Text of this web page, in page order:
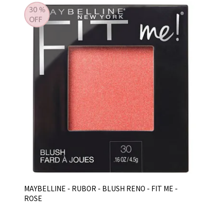
MAYBELLINE - RUBOR - BLUSH RENO - FIT ME -
ROSE